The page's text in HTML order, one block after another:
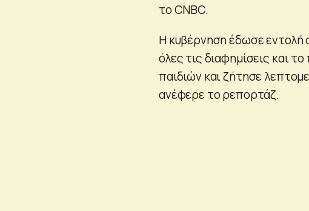
το CNBC.
Η κυβέρνηση έδωσε εντολή
όλες τις διαφημίσεις και
παιδιών και ζήτησε
ανέφερε το ρεπορτάζ.